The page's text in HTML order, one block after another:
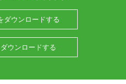
ダウンロードする
ウンロードする